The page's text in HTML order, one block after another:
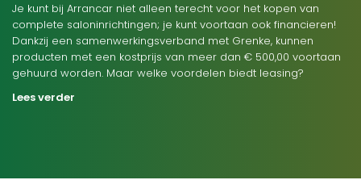
Je kunt bij Arrancar niet alleen terecht voor het kopen van
complete saloninrichtingen; je kunt voortaan ook financieren!
Dankzij een samenwerkingsverband met Grenke, kunnen
producten met een kostprijs van meer dan € 500,00 voortaan
gehuurd worden. Maar welke voordelen biedt leasing?
Lees verder